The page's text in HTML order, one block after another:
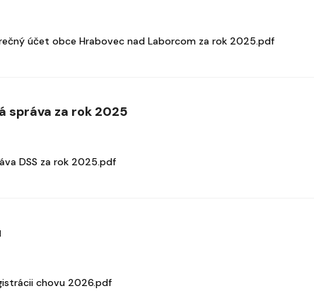
účet obce Hrabovec nad Laborcom za rok 2025.pdf
správa za rok 2025
DSS za rok 2025.pdf
chovu 2026.pdf